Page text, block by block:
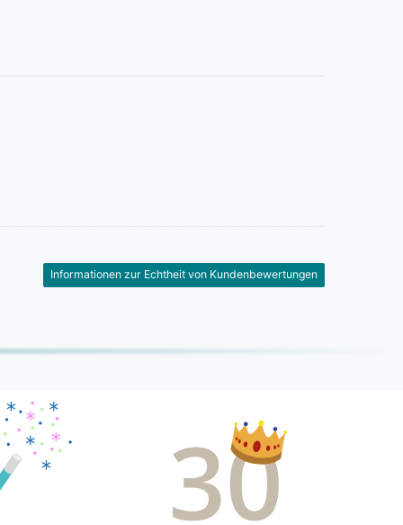
Informationen zur Echtheit von Kundenbewertungen